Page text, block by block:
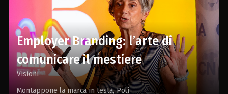
Employer Branding: l’arte di
comunicare il mestiere
Visioni
Montappone la marca in testa Poli